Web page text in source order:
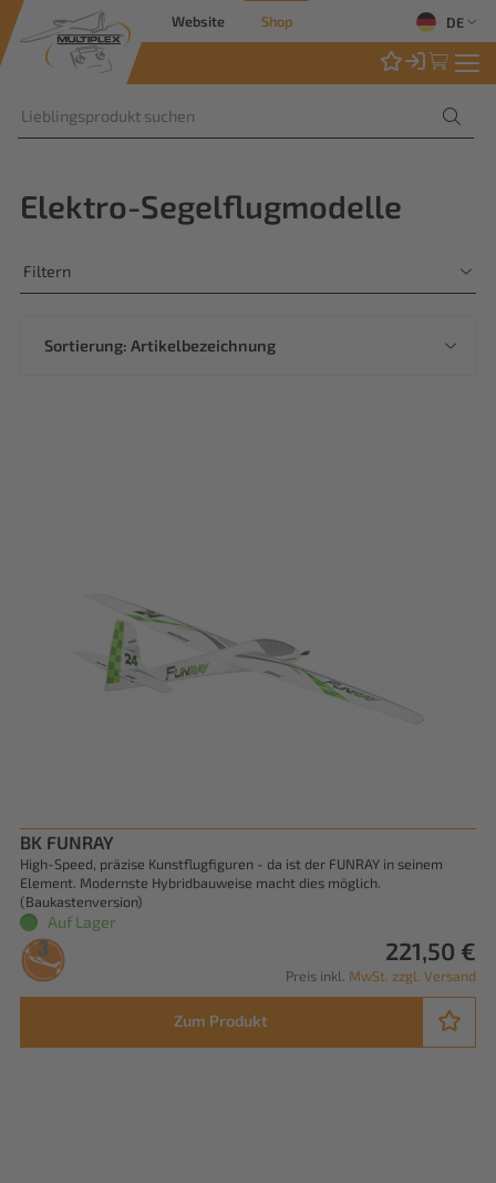
Website Shop DE
Elektro-Segelflugmodelle
Filtern
BK FUNRAY
High-Speed, präzise Kunstflugfiguren - da ist der FUNRAY in seinem
Element. Modernste Hybridbauweise macht dies möglich.
(Baukastenversion)
Auf Lager
221,50 €
Preis inkl. MwSt. zzgl. Versand
Zum Produkt